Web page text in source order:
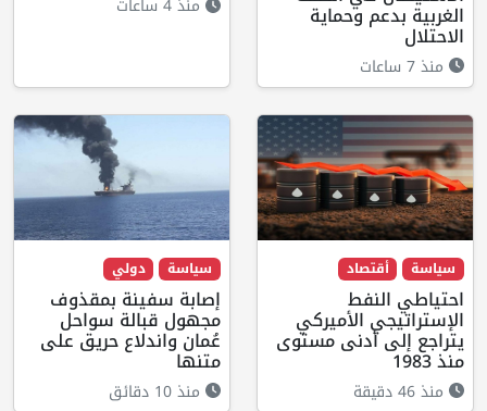
الغربية بدعم وحماية
الاحتلال
منذ 7 ساعات
منذ 4 ساعات
سياسة أقتصاد
احتياطي النفط
الإستراتيجي الأميركي
يتراجع إلى أدنى مستوى
منذ 1983
منذ 46 دقيقة
سياسة دولي
إصابة سفينة بمقذوف
مجهول قبالة سواحل
عُمان واندلاع حريق على
متنها
منذ 10 دقائق